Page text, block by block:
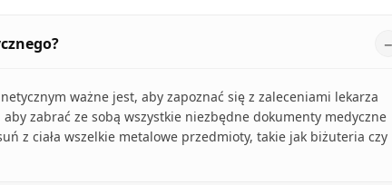
ważne jest, aby zapoznać się z zaleceniami lekarza
zabrać ze sobą wszystkie niezbędne dokumenty medyczne
z ciała wszelkie metalowe przedmioty, takie jak biżuteria czy